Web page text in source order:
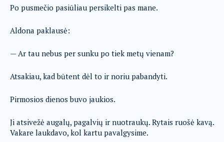
Po pusmečio pasiūliau persikelti pas mane.
Aldona paklausė:
— Ar tau nebus per sunku po tiek metų vienam?
Atsakiau, kad būtent dėl to ir noriu pabandyti.
Pirmosios dienos buvo jaukios.
Ji atsivežė augalų, pagalvių ir nuotraukų. Rytais ruošė kavą.
Vakare laukdavo, kol kartu pavalgysime.